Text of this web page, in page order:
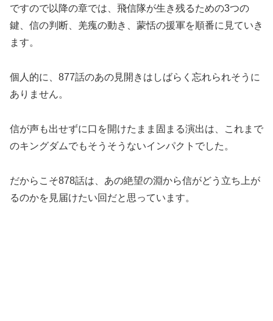
ですので以降の章では、飛信隊が生き残るための3つの
鍵、信の判断、羌瘣の動き、蒙恬の援軍を順番に見ていき
ます。
個人的に、877話のあの見開きはしばらく忘れられそうに
ありません。
信が声も出せずに口を開けたまま固まる演出は、これまで
のキングダムでもそうそうないインパクトでした。
だからこそ878話は、あの絶望の淵から信がどう立ち上が
るのかを見届けたい回だと思っています。